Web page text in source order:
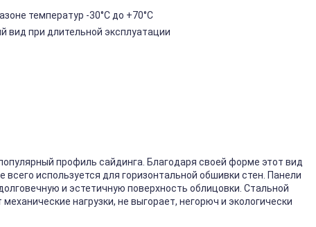
температур -30°C до +70°C
вид при длительной эксплуатации
профиль сайдинга. Благодаря своей форме этот вид
используется для горизонтальной обшивки стен. Панели
и эстетичную поверхность облицовки. Стальной
нагрузки, не выгорает, негорюч и экологически